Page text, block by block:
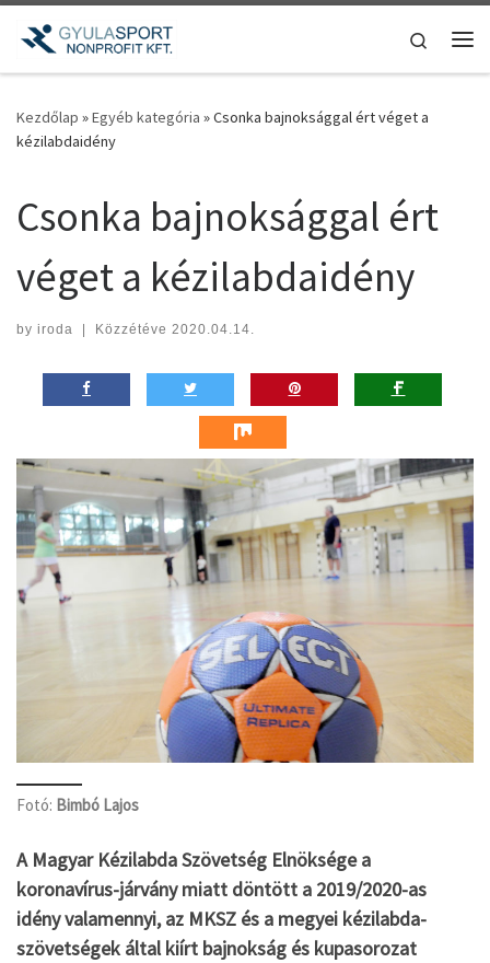
Teljes tartalom megjelenítése
Search
Kezdőlap »Egyéb kategória »Csonka bajnoksággal ért véget a
kézilabdaidény
Csonka bajnoksággal ért
véget a kézilabdaidény
by iroda | Közzétéve 2020.04.14.
Fotó: Bimbó Lajos
A Magyar Kézilabda Szövetség Elnöksége a
koronavírus-járvány miatt döntött a 2019/2020-as
idény valamennyi, az MKSZ és a megyei kézilabda-
szövetségek által kiírt bajnokság és kupasorozat